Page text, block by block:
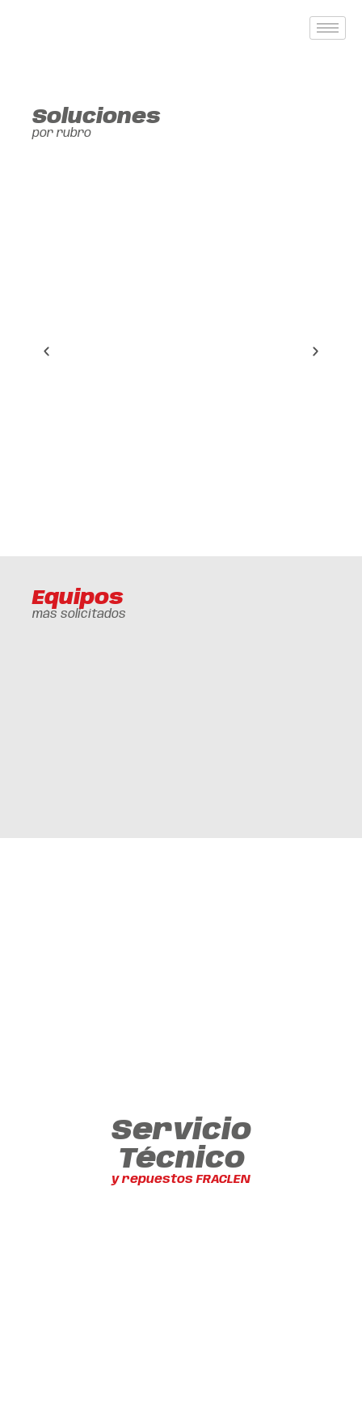
Soluciones
por rubro
Equipos
más solicitados
Servicio
Técnico
y repuestos FRACLEN